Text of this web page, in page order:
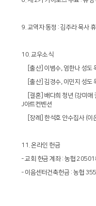
9. 교역자 동정 : 김주라 목사
10. 교우소식
[출산] 이범수, 엄한나 성도
[출산] 김경수, 이민지 성도
[결혼] 배다희 청년 (강미애
J아트컨벤션
[장례] 한석호 안수집사 (이
11. 온라인 헌금
- 교회 헌금 계좌 : 농협
- 이음센터건축헌금 : 농협